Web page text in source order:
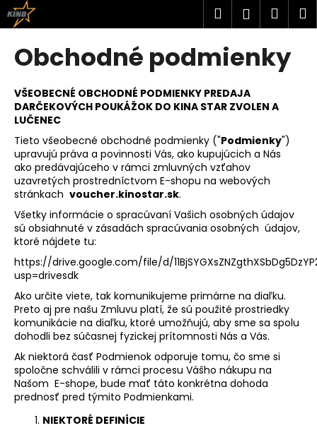
Prejsť
na
obsah
Hľadať
Obchodné podmienky
VŠEOBECNÉ OBCHODNÉ PODMIENKY PREDAJA
DARČEKOVÝCH POUKÁŽOK DO KINA STAR ZVOLEN A
LUČENEC
Tieto všeobecné obchodné podmienky ("Podmienky")
upravujú práva a povinnosti Vás, ako kupujúcich a Nás
ako predávajúceho v rámci zmluvných vzťahov
uzavretých prostredníctvom E-shopu na webových
stránkach voucher.kinostar.sk.
Všetky informácie o spracúvaní Vašich osobných údajov
sú obsiahnuté v zásadách spracúvania osobných údajov,
ktoré nájdete tu:
https://drive.google.com/file/d/
usp=drivesdk
Ako určite viete, tak komunikujeme primárne na diaľku.
Preto aj pre našu Zmluvu platí, že sú použité prostriedky
komunikácie na diaľku, ktoré umožňujú, aby sme sa spolu
dohodli bez súčasnej fyzickej prítomnosti Nás a Vás.
Ak niektorá časť Podmienok odporuje tomu, čo sme si
spoločne schválili v rámci procesu Vášho nákupu na
Našom E-shope, bude mať táto konkrétna dohoda
prednosť pred týmito Podmienkami.
NIEKTORÉ DEFINÍCIE
K
o
o
p
o
t
r
e
b
u
j
e
t
e
n
á
j
s
ť
?